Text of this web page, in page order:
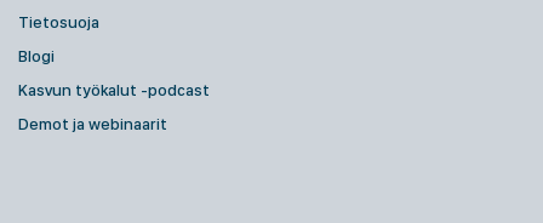
Tietosuoja
Blogi
Kasvun työkalut -podcast
Demot ja webinaarit